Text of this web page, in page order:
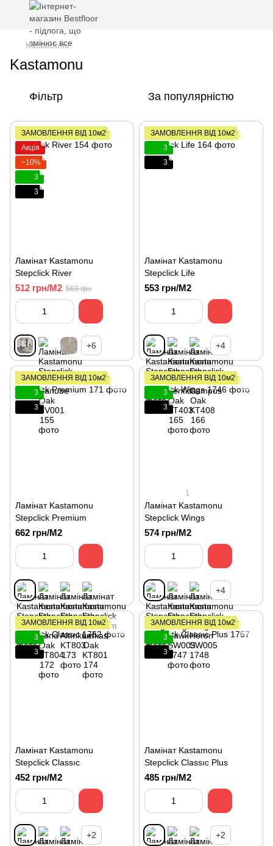
Kastamonu
Kastamonu
Фільтр За популярністю
ЗАМОВЛЕННЯ ВІД 10м2
Акція
−10%
3
3
Ламінат Kastamonu
Stepclick River
512 грн/М2 569 грн
+6
ЗАМОВЛЕННЯ ВІД 10м2
3
3
Ламінат Kastamonu
Stepclick Life
553 грн/М2
+4
ЗАМОВЛЕННЯ ВІД 10м2
3
3
Ламінат Kastamonu
Stepclick Premium
662 грн/М2
ЗАМОВЛЕННЯ ВІД 10м2
3
3
1
Ламінат Kastamonu
Stepclick Wings
574 грн/М2
+4
ЗАМОВЛЕННЯ ВІД 10м2
3
3
Ламінат Kastamonu
Stepclick Classıc
452 грн/М2
+2
ЗАМОВЛЕННЯ ВІД 10м2
3
3
Ламінат Kastamonu
Stepclick Classıc Plus
485 грн/М2
+2